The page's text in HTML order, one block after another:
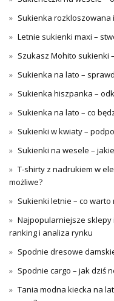
Sukienka
Letnie sukienki maxi –
Szukasz Mohito sukienki
Sukienka na lato –
Sukienka hiszpanka –
Sukienka na lato – co
Sukienki w kwiaty –
Sukienki na wesele –
T-shirty z nadrukiem w
możliwe?
Sukienki letnie – co warto
Najpopularniejsze sklepy
ranking i analiza rynku
Spodnie dresowe
Spodnie cargo – jak dziś
Tania modna kiecka na